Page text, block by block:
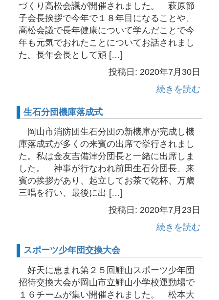
づくり高松会議が開催されました。 萩原節
子会長挨拶で今年で１８年目になることや、
高松会議で長年健康について学んだことで今
年も元気でおれたことについてお話されまし
た。長年会長として頑 […]
投稿日: 2020年7月30日
続きを読む
生石分団機庫落成式
岡山市消防団生石分団の新機庫が完成し機
庫落成式が多くの来賓の出席で挙行されまし
た。私は金友吉備津分団長と一緒に出席しま
した。 神事が行なわれ前田生石分団長、来
賓の挨拶があり、起立してお茶で乾杯、万歳
三唱を行い、最後に出 […]
投稿日: 2020年7月23日
続きを読む
スポーツ少年団交換大会
好天に恵まれ第２５回鯉山スポーツ少年団
招待交換大会が岡山市立鯉山小学校運動場で
１６チームが集い開催されました。 松本大